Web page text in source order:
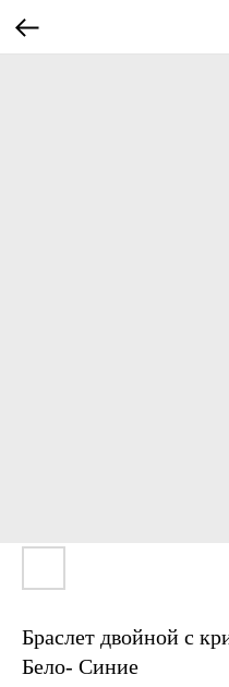
Браслет двойной с
Бело- Синие